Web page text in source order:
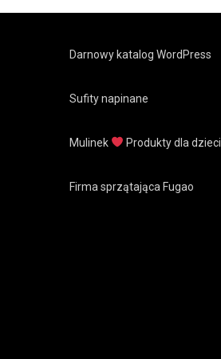
Darnowy katalog WordPress
Sufity napinane
Mulinek Produkty dla dzieci
Firma sprzątająca Fugao